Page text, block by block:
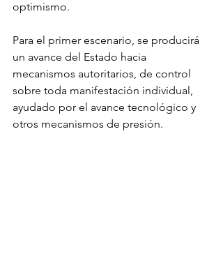
optimismo.
Para el primer escenario, se producirá
un avance del Estado hacia
mecanismos autoritarios, de control
sobre toda manifestación individual,
ayudado por el avance tecnológico y
otros mecanismos de presión.